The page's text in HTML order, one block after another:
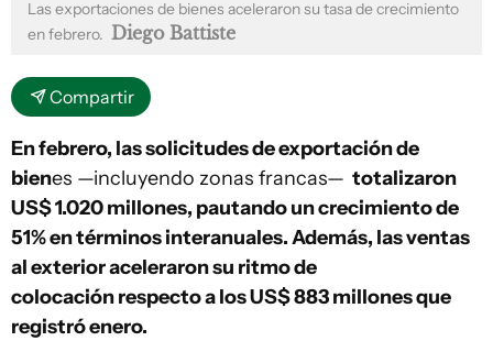
Las exportaciones de bienes aceleraron su tasa de crecimiento
en febrero. Diego Battiste
Compartir
En febrero, las solicitudes de exportación de
bienes —incluyendo zonas francas— totalizaron
US$ 1.020 millones, pautando un crecimiento de
51% en términos interanuales. Además, las ventas
al exterior aceleraron su ritmo de
colocación respecto a los US$ 883 millones que
registró enero.